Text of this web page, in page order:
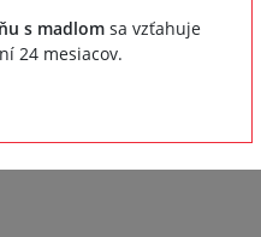
s madlom sa vzťahuje
24 mesiacov.